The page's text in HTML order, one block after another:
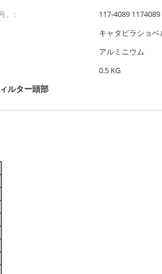
。:
117-4089 1174089
キャタピラショ
アルミニウム
0.5 KG
ルター頭部